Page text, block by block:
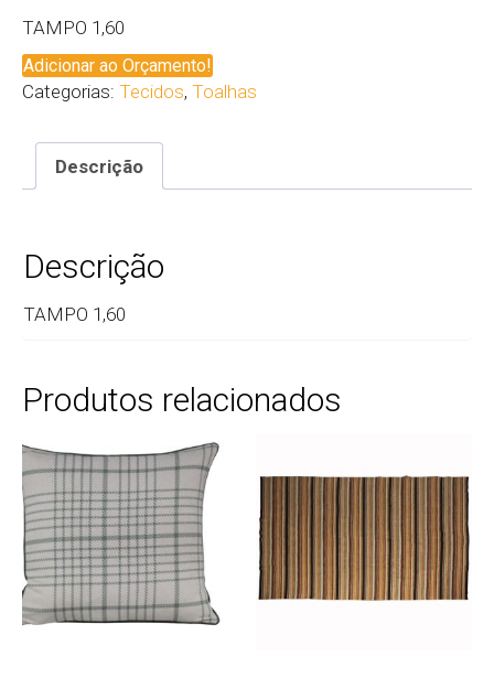
TAMPO 1,60
Adicionar ao Orçamento!
Categorias: Tecidos, Toalhas
Descrição
Descrição
TAMPO 1,60
Produtos relacionados